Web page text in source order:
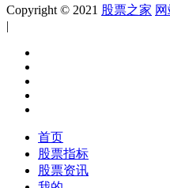
Copyright © 2021 股票之家
|
首页
股票指标
股票资讯